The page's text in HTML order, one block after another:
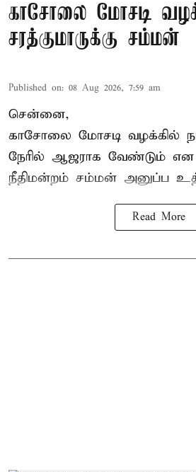
காசோலை மோசடி
சரத்குமாருக்கு சம்மன்
Published on: 08 Aug 2026, 7:59 am
சென்னை,
காசோலை மோசடி வழக்கில்
நேரில் ஆஜராக வேண்டும்
நீதிமன்றம் சம்மன் அனுப்ப
Read More